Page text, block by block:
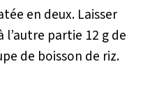
en deux. Laisser
partie 12 g de
de boisson de riz.